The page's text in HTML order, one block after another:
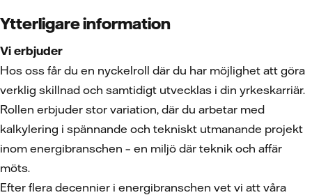
Ytterligare information
Vi erbjuder
Hos oss får du en nyckelroll där du har möjlighet att göra
verklig skillnad och samtidigt utvecklas i din yrkeskarriär.
Rollen erbjuder stor variation, där du arbetar med
kalkylering i spännande och tekniskt utmanande projekt
inom energibranschen – en miljö där teknik och affär
möts.
Efter flera decennier i energibranschen vet vi att våra